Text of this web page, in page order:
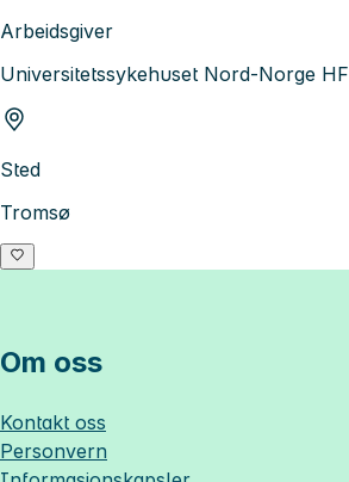
Arbeidsgiver
Universitetssykehuset Nord-Norge HF
Sted
Tromsø
Om oss
Kontakt oss
Personvern